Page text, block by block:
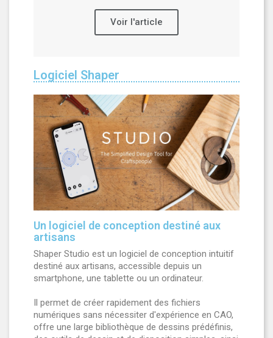
Voir l'article
Logiciel Shaper
Un logiciel de conception destiné aux
artisans
Shaper Studio est un logiciel de conception intuitif
destiné aux artisans, accessible depuis un
smartphone, une tablette ou un ordinateur.
Il permet de créer rapidement des fichiers
numériques sans nécessiter d'expérience en CAO,
offre une large bibliothèque de dessins prédéfinis,